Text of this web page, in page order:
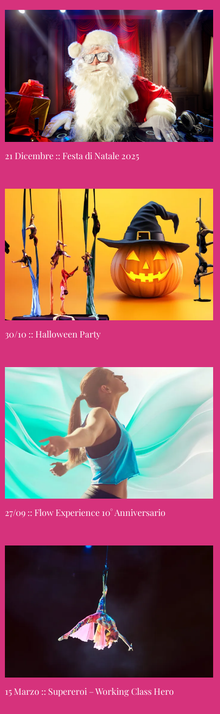
21 Dicembre :: Festa di Natale 2025
30/10 :: Halloween Party
27/09 :: Flow Experience 10° Anniversario
15 Marzo :: Supereroi – Working Class Hero